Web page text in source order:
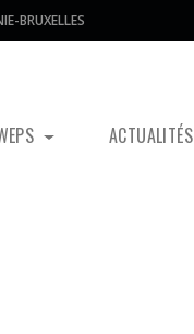
BRUXELLES
ACTUALITÉS